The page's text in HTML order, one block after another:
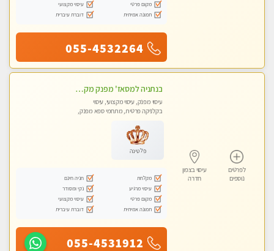
מקום פרטי
עיסוי מקצועי
תמונה אמיתית
דוברת עיברית
055-4532264
לפרטים
נוספים
עיסוי בצפון
חדרה
בנתניה למסאז' מפנק מקצועי מרגיע ומשחרר את כל הגוף - ללא מין!
עיסוי מפנק, עיסוי מקצועי, עיסוי
בקלניקה פרטית, מתחמי ספא מפנק,
פלטינה
מקלחת
חניה חינם
עיסוי מרגיע
נקי ומסודר
מקום פרטי
עיסוי מקצועי
תמונה אמיתית
דוברת עיברית
055-4531912